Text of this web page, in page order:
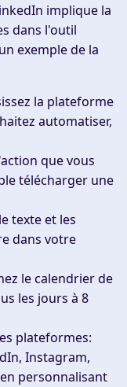
implique la
dans l'outil
exemple de la
la plateforme
automatiser,
que vous
télécharger une
texte et les
dans votre
le calendrier de
les jours à 8
plateformes:
Instagram,
personnalisant